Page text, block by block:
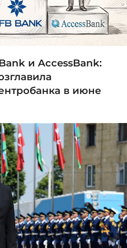
и AccessBank:
в июне